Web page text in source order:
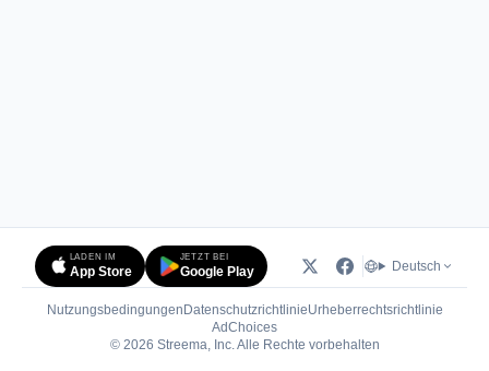
LADEN IM
App Store
JETZT BEI
Google Play Deutsch
Nutzungsbedingungen DatenschutzrichtlinieUrheberrechtsrichtlinie
AdChoices(öffnet in neuem Tab)
© 2026 Streema, Inc. Alle Rechte vorbehalten